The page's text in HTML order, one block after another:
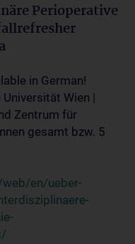
Perioperative
in German!
Wien |
Zentrum für
gesamt bzw. 5
en/ueber-